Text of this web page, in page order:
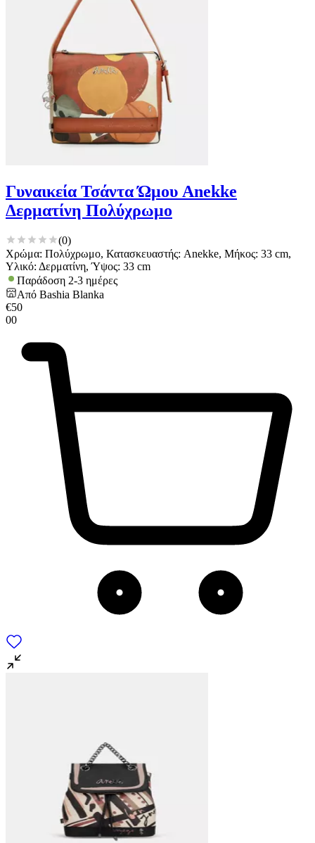
Γυναικεία Τσάντα Ώμου Anekke
Δερματίνη Πολύχρωμο
(0)
Χρώμα: Πολύχρωμο, Κατασκευαστής: Anekke, Μήκος: 33 cm,
Υλικό: Δερματίνη, Ύψος: 33 cm
Παράδοση 2-3 ημέρες
Από Bashia Blanka
€50
00